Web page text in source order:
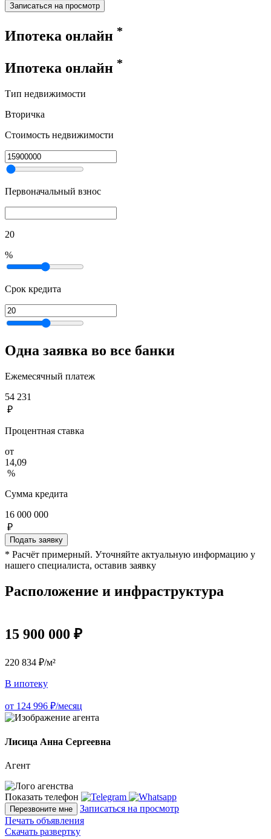
Записаться на просмотр
Ипотека онлайн *
Ипотека онлайн *
Тип недвижимости
Вторичка
Стоимость недвижимости
Первоначальный взнос
20
%
Срок кредита
Одна заявка во все банки
Ежемесячный платеж
54 231
₽
Процентная ставка
от
14,09
%
Сумма кредита
16 000 000
₽
Подать заявку
* Расчёт примерный. Уточняйте актуальную информацию у
нашего специалиста, оставив заявку
Расположение и инфраструктура
15 900 000 ₽
220 834 ₽/м²
В ипотеку
от 124 996 ₽/месяц
Лисица Анна Сергеевна
Агент
Показать телефон
Перезвоните мне
Записаться на просмотр
Печать объявления
Скачать развертку